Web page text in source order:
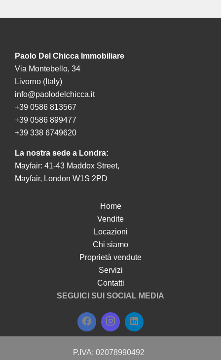
Paolo Del Chicca Immobiliare
Via Montebello, 34
Livorno (Italy)
info@paolodelchicca.it
+39 0586 813567
+39 0586 899477
+39 338 6749620
La nostra sede a Londra:
Mayfair: 41-43 Maddox Street,
Mayfair, London W1S 2PD
Home
Vendite
Locazioni
Chi siamo
Proprietà vendute
Servizi
Contatti
SEGUICI SUI SOCIAL MEDIA
P.IVA: 02078990492